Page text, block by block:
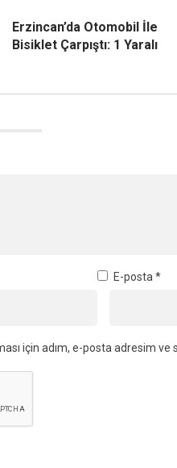
Erzincan’da Otomobil İle
Bisiklet Çarpıştı: 1 Yaralı
E-posta *
için adım, e-posta adresim ve